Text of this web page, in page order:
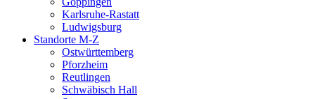
Karlsruhe-Rastatt
Ludwigsburg
Standorte M-Z
Ostwürttemberg
Pforzheim
Reutlingen
Schwäbisch Hall